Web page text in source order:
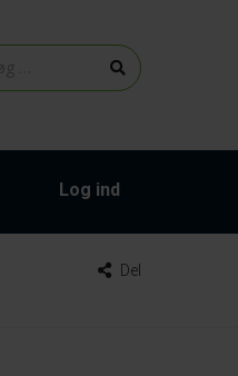
Log ind
Del